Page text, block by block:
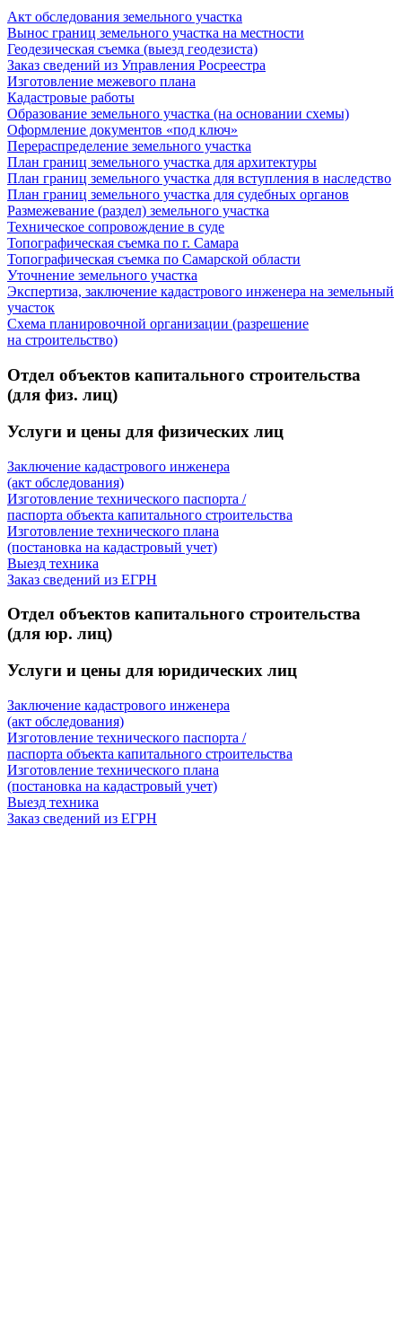
Акт обследования земельного участка
Вынос границ земельного участка на местности
Геодезическая съемка (выезд геодезиста)
Заказ сведений из Управления Росреестра
Изготовление межевого плана
Кадастровые работы
Образование земельного участка (на основании схемы)
Оформление документов «под ключ»
Перераспределение земельного участка
План границ земельного участка для архитектуры
План границ земельного участка для вступления в наследство
План границ земельного участка для судебных органов
Размежевание (раздел) земельного участка
Техническое сопровождение в суде
Топографическая съемка по г. Самара
Топографическая съемка по Самарской области
Уточнение земельного участка
Экспертиза, заключение кадастрового инженера на земельный
участок
Схема планировочной организации (разрешение
на строительство)
Отдел объектов капитального строительства
(для физ. лиц)
Услуги и цены для физических лиц
Заключение кадастрового инженера
(акт обследования)
Изготовление технического паспорта /
паспорта объекта капитального строительства
Изготовление технического плана
(постановка на кадастровый учет)
Выезд техника
Заказ сведений из ЕГРН
Отдел объектов капитального строительства
(для юр. лиц)
Услуги и цены для юридических лиц
Заключение кадастрового инженера
(акт обследования)
Изготовление технического паспорта /
паспорта объекта капитального строительства
Изготовление технического плана
(постановка на кадастровый учет)
Выезд техника
Заказ сведений из ЕГРН